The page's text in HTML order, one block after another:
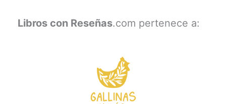
Libros con Reseñas.com pertenece a: